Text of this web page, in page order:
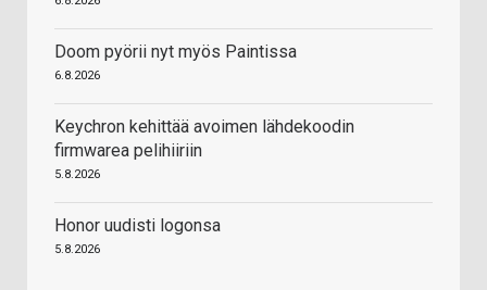
Doom pyörii nyt myös Paintissa
6.8.2026
Keychron kehittää avoimen lähdekoodin
firmwarea pelihiiriin
5.8.2026
Honor uudisti logonsa
5.8.2026